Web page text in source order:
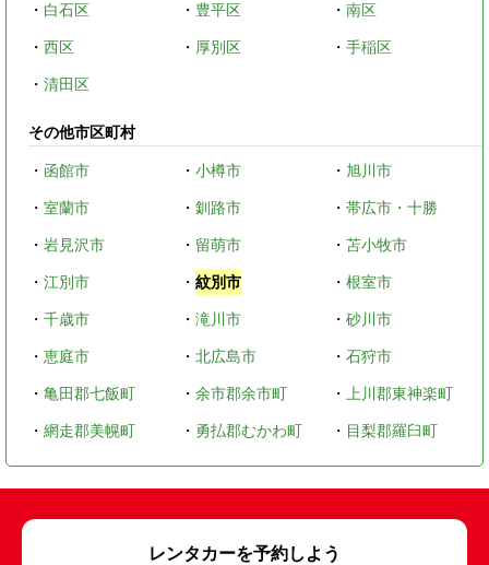
・ 白石区 ・ 豊平区 ・南区
・ 西区 ・ 厚別区 ・手稲区
・ 清田区
その他市区町村
・ 函館市 ・ 小樽市 ・ 旭川市
・ 室蘭市 ・ 釧路市 ・帯広市・十勝
・ 岩見沢市 ・ 留萌市 ・苫小牧市
・ 江別市 ・ 紋別市 ・根室市
・ 千歳市 ・ 滝川市 ・砂川市
・ 恵庭市 ・ 北広島市 ・石狩市
・ 亀田郡七飯町 ・ 余市郡余市町 ・ 上川郡東神楽町
・ 網走郡美幌町 ・ 勇払郡むかわ町 ・ 目梨郡羅臼町
レンタカーを予約しよう